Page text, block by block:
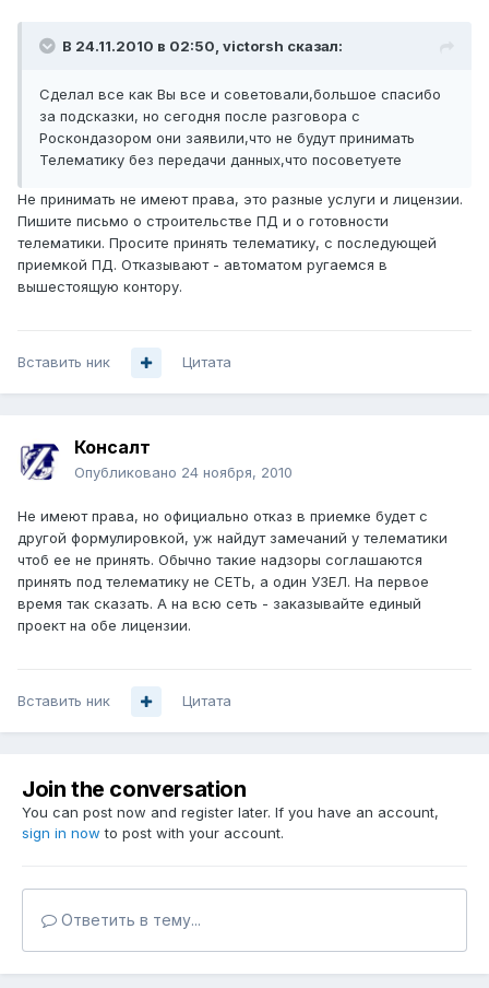
В 24.11.2010 в 02:50, victorsh сказал:
Сделал все как Вы все и советовали,большое спасибо
за подсказки, но сегодня после разговора с
Роскондазором они заявили,что не будут принимать
Телематику без передачи данных,что посоветуете
Не принимать не имеют права, это разные услуги и лицензии.
Пишите письмо о строительстве ПД и о готовности
телематики. Просите принять телематику, с последующей
приемкой ПД. Отказывают - автоматом ругаемся в
вышестоящую контору.
Вставить ник Цитата
Консалт
Опубликовано 24 ноября, 2010
Не имеют права, но официально отказ в приемке будет с
другой формулировкой, уж найдут замечаний у телематики
чтоб ее не принять. Обычно такие надзоры соглашаются
принять под телематику не СЕТЬ, а один УЗЕЛ. На первое
время так сказать. А на всю сеть - заказывайте единый
проект на обе лицензии.
Вставить ник Цитата
Join the conversation
You can post now and register later. If you have an account,
sign in now to post with your account.
Ответить в тему...